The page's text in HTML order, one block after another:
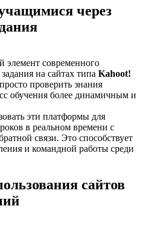
через
элемент современного
на сайтах типа Kahoot!
проверить знания
обучения более динамичным и
эти платформы для
в реальном времени с
связи. Это способствует
и командной работы среди
сайтов